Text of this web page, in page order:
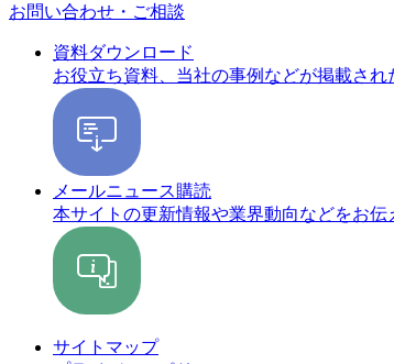
お問い合わせ・ご相談
資料ダウンロード
お役立ち資料、当社の事例などが掲載され
メールニュース購読
本サイトの更新情報や業界動向などをお伝
サイトマップ